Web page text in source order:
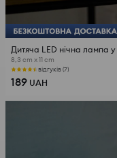
8,3 cm x 11 cm
відгуків (7)
189 UAH